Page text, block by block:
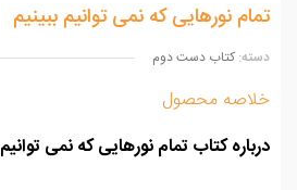
نورهایی که نمی توانیم ببینیم
کتاب دست دوم
محصول
کتاب تمام نورهایی که نمی توانیم ببینیم